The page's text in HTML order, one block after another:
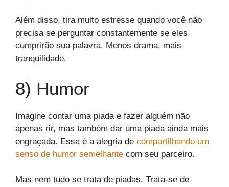
Além disso, tira muito estresse quando você não
precisa se perguntar constantemente se eles
cumprirão sua palavra. Menos drama, mais
tranquilidade.
8) Humor
Imagine contar uma piada e fazer alguém não
apenas rir, mas também dar uma piada ainda mais
engraçada. Essa é a alegria de compartilhando um
senso de humor semelhante com seu parceiro.
Mas nem tudo se trata de piadas. Trata-se de